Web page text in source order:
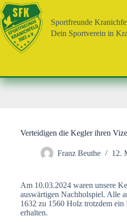
Zum
Inhalt
springen
Sportfreunde
Dein Sportverein in
Verteidigen die Kegler ihren
Franz Beuthe 12.
Am 10.03.2024 waren unsere
auswärtigen Nachholspiel. Alle
1632 zu 1560 Holz trotzdem
erhalten.